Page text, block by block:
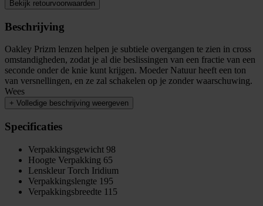
Bekijk retourvoorwaarden
Beschrijving
Oakley Prizm lenzen helpen je subtiele overgangen te zien in cross
omstandigheden, zodat je al die beslissingen van een fractie van een
seconde onder de knie kunt krijgen. Moeder Natuur heeft een ton
van versnellingen, en ze zal schakelen op je zonder waarschuwing.
Wees
+ Volledige beschrijving weergeven
Specificaties
Verpakkingsgewicht 98
Hoogte Verpakking 65
Lenskleur Torch Iridium
Verpakkingslengte 195
Verpakkingsbreedte 115